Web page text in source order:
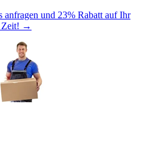
anfragen und 23% Rabatt auf Ihr
→